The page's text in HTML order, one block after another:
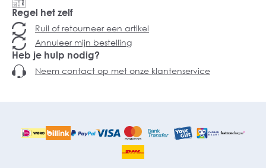
Regel het zelf
Ruil of retourneer een artikel
Annuleer mijn bestelling
Heb je hulp nodig?
Neem contact op met onze klantenservice